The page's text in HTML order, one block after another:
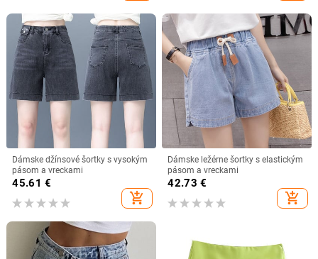
Dámske džínsové šortky s vysokým
pásom a vreckami
45.61 €
add_shopping_cart
Dámske ležérne šortky s elastickým
pásom a vreckami
42.73 €
add_shopping_cart